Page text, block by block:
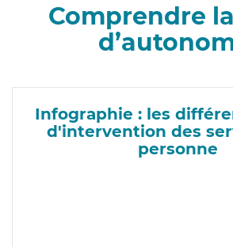
Comprendre
Infographie : les
d'intervention des
personne